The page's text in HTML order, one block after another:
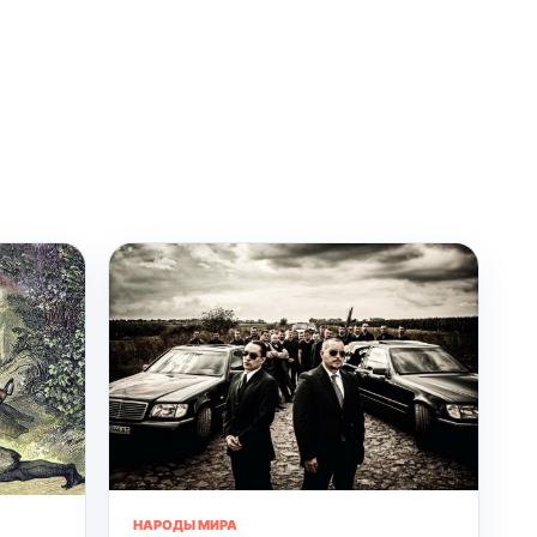
НАРОДЫ МИРА